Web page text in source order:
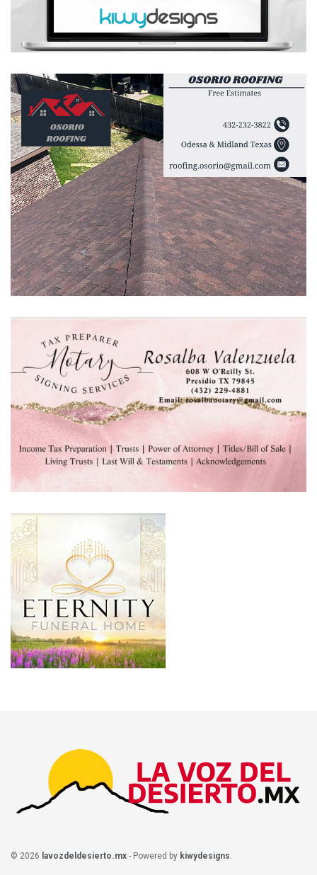
© 2026 lavozdeldesierto.mx - Powered by kiwydesigns